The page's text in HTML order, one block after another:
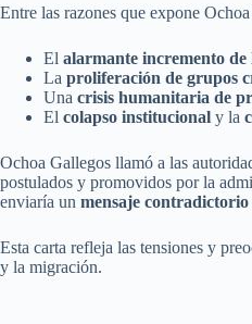
Entre las razones que expone
El alarmante incremento
La proliferación de grupos
Una crisis humanitaria de
El colapso institucional y la
Ochoa Gallegos llamó a las
postulados y promovidos por la
enviaría un mensaje contradictorio
Esta carta refleja las tensiones y
y la migración.